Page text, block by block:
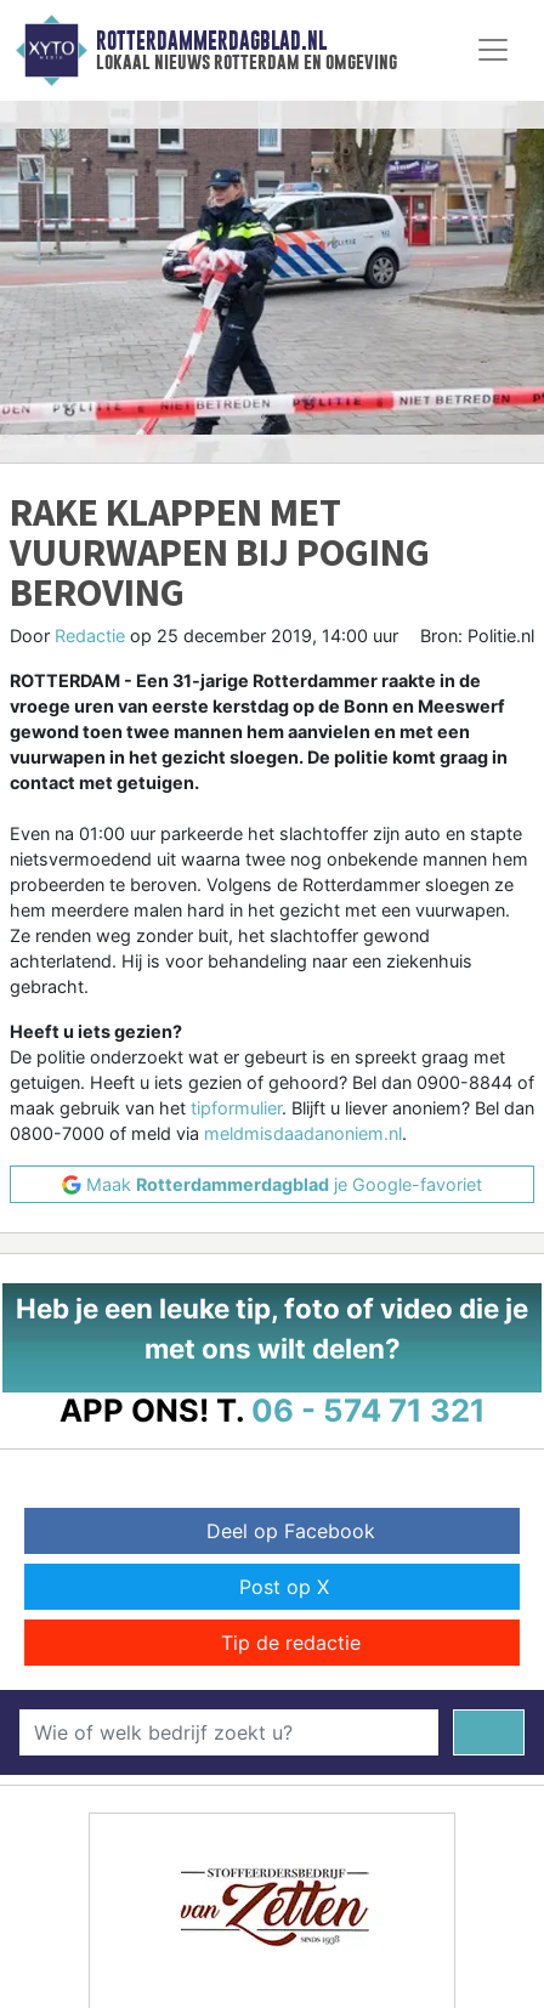
ROTTERDAMMERDAGBLAD.NL
lokaal nieuws rotterdam en omgeving
RAKE KLAPPEN MET
VUURWAPEN BIJ POGING
BEROVING
Door Redactie op 25 december 2019, 14:00 uur Bron: Politie.nl
ROTTERDAM - Een 31-jarige Rotterdammer raakte in de
vroege uren van eerste kerstdag op de Bonn en Meeswerf
gewond toen twee mannen hem aanvielen en met een
vuurwapen in het gezicht sloegen. De politie komt graag in
contact met getuigen.
Even na 01:00 uur parkeerde het slachtoffer zijn auto en stapte
nietsvermoedend uit waarna twee nog onbekende mannen hem
probeerden te beroven. Volgens de Rotterdammer sloegen ze
hem meerdere malen hard in het gezicht met een vuurwapen.
Ze renden weg zonder buit, het slachtoffer gewond
achterlatend. Hij is voor behandeling naar een ziekenhuis
gebracht.
Heeft u iets gezien?
De politie onderzoekt wat er gebeurt is en spreekt graag met
getuigen. Heeft u iets gezien of gehoord? Bel dan 0900-8844 of
maak gebruik van het tipformulier. Blijft u liever anoniem? Bel dan
0800-7000 of meld via meldmisdaadanoniem.nl.
Maak Rotterdammerdagblad je Google-favoriet
Heb je een leuke tip, foto of video die je
met ons wilt delen?
APP ONS! T. 06 - 574 71 321
Deel op Facebook
Post op X
Tip de redactie